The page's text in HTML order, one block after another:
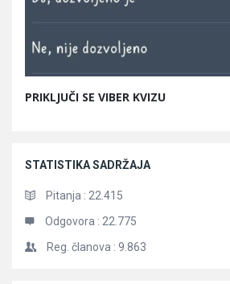
PRIKLJUČI SE VIBER KVIZU
STATISTIKA SADRŽAJA
Pitanja : 22.415
Odgovora : 22.775
Reg. članova : 9.863